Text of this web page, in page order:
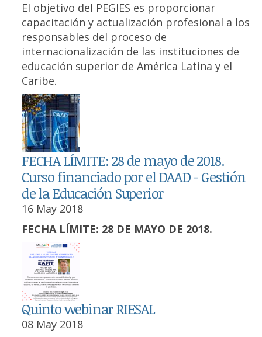
El objetivo del PEGIES es proporcionar
capacitación y actualización profesional a los
responsables del proceso de
internacionalización de las instituciones de
educación superior de América Latina y el
Caribe.
FECHA LÍMITE: 28 de mayo de 2018.
Curso financiado por el DAAD - Gestión
de la Educación Superior
16 May 2018
FECHA LÍMITE: 28 DE MAYO DE 2018.
Quinto webinar RIESAL
08 May 2018